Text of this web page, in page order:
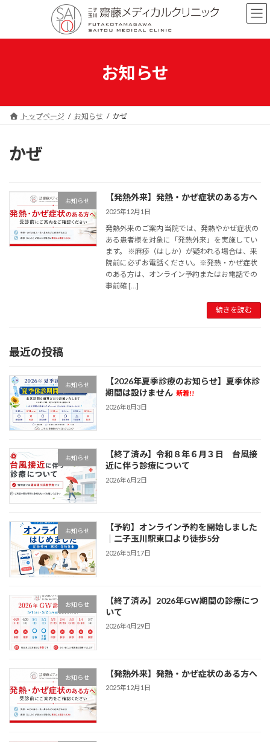
ン
ー
お知らせ
トップページ お知らせ かぜ
かぜ
お知らせ 【発熱外来】発熱・かぜ症状のある方へ
2025年12月1日
発熱外来のご案内 当院では、発熱やかぜ症状の
ある患者様を対象に「発熱外来」を実施してい
ます。 ※麻疹（はしか）が疑われる場合は、来
院前に必ずお電話ください。※発熱・かぜ症状
のある方は、オンライン予約またはお電話での
事前確 […]
続きを読む
最近の投稿
お知らせ
【2026年夏季診療のお知らせ】夏季休診
期間は設けません 新着!!
2026年8月3日
お知らせ
【終了済み】令和８年６月３日 台風接
近に伴う診療について
2026年6月2日
お知らせ
【予約】オンライン予約を開始しました
｜二子玉川駅東口より徒歩5分
2026年5月17日
お知らせ
【終了済み】2026年GW期間の診療につ
いて
2026年4月29日
お知らせ 【発熱外来】発熱・かぜ症状のある方へ
2025年12月1日